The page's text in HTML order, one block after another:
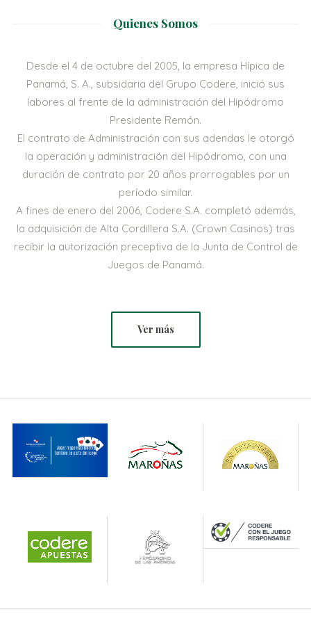
Quienes Somos
Desde el 4 de octubre del 2005, la empresa Hípica de
Panamá, S. A., subsidaria del Grupo Codere, inició sus
labores al frente de la administración del Hipódromo
Presidente Remón.
El contrato de Administración con sus adendas le otorgó
la operación y administración del Hipódromo, con una
duración de contrato por 20 años prorrogables por un
período similar.
A fines de enero del 2006, Codere S.A. completó además,
la adquisición de Alta Cordillera S.A. (Crown Casinos) tras
recibir la autorización preceptiva de la Junta de Control de
Juegos de Panamá.
Ver más